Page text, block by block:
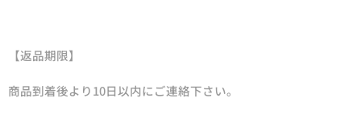
【返品期限】
商品到着後より10日以内にご連絡下さい。